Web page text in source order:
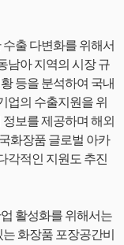
출 다변화를 위해서
남아 지역의 시장 규
등을 분석하여 국내
업의 수출지원을 위
보를 제공하며 해외
화장품 글로벌 아카
각적인 지원도 추진
활성화를 위해서는
화장품 포장공간비